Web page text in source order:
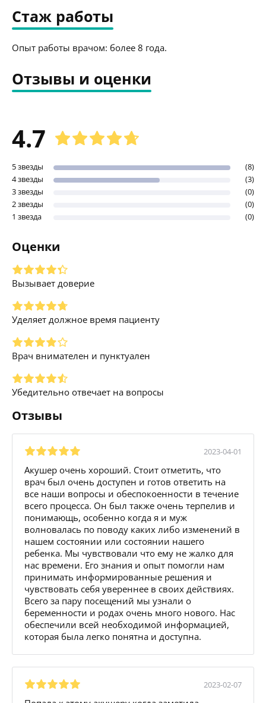
Стаж работы
Опыт работы врачом: более 8 года.
Отзывы и оценки
4.7
5 звезды
(8)
4 звезды
(3)
3 звезды
(0)
2 звезды
(0)
1 звезда
(0)
Оценки
Вызывает доверие
Уделяет должное время пациенту
Врач внимателен и пунктуален
Убедительно отвечает на вопросы
Отзывы
2023-04-01
Акушер очень хороший. Стоит отметить, что
врач был очень доступен и готов ответить на
все наши вопросы и обеспокоенности в течение
всего процесса. Он был также очень терпелив и
понимающь, особенно когда я и муж
волновалась по поводу каких либо изменений в
нашем состоянии или состоянии нашего
ребенка. Мы чувствовали что ему не жалко для
нас времени. Его знания и опыт помогли нам
принимать информированные решения и
чувствовать себя увереннее в своих действиях.
Всего за пару посещений мы узнали о
беременности и родах очень много нового. Нас
обеспечили всей необходимой информацией,
которая была легко понятна и доступна.
2023-02-07